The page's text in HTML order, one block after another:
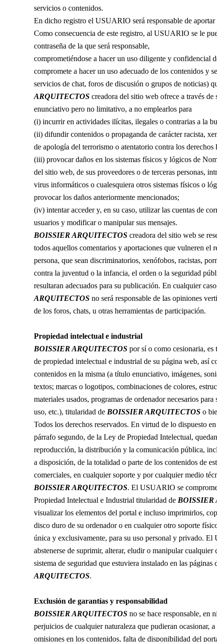
servicios o contenidos.
En dicho registro el USUARIO será responsable de
Como consecuencia de este registro, al USUARIO se le
contraseña de la que será responsable,
comprometiéndose a hacer un uso diligente y confidencial
compromete a hacer un uso adecuado de los contenidos y
servicios de chat, foros de discusión o grupos de noticias)
ARQUITECTOS creadora del sitio web ofrece a través de
enunciativo pero no limitativo, a no emplearlos para
(i) incurrir en actividades ilícitas, ilegales o contrarias a la
(ii) difundir contenidos o propaganda de carácter racista,
de apología del terrorismo o atentatorio contra los derechos
(iii) provocar daños en los sistemas físicos y lógicos de
del sitio web, de sus proveedores o de terceras personas,
virus informáticos o cualesquiera otros sistemas físicos o
provocar los daños anteriormente mencionados;
(iv) intentar acceder y, en su caso, utilizar las cuentas de
usuarios y modificar o manipular sus mensajes.
BOISSIER ARQUITECTOS creadora del sitio web se
todos aquellos comentarios y aportaciones que vulneren el
persona, que sean discriminatorios, xenófobos, racistas,
contra la juventud o la infancia, el orden o la seguridad
resultaran adecuados para su publicación. En cualquier
ARQUITECTOS no será responsable de las opiniones
de los foros, chats, u otras herramientas de participación.
Propiedad intelectual e industrial
BOISSIER ARQUITECTOS por sí o como cesionaria, es
de propiedad intelectual e industrial de su página web, así
contenidos en la misma (a título enunciativo, imágenes,
textos; marcas o logotipos, combinaciones de colores,
materiales usados, programas de ordenador necesarios
uso, etc.), titularidad de BOISSIER ARQUITECTOS o
Todos los derechos reservados. En virtud de lo dispuesto
párrafo segundo, de la Ley de Propiedad Intelectual,
reproducción, la distribución y la comunicación pública,
a disposición, de la totalidad o parte de los contenidos de
comerciales, en cualquier soporte y por cualquier medio
BOISSIER ARQUITECTOS. El USUARIO se
Propiedad Intelectual e Industrial titularidad de BOISSIER
visualizar los elementos del portal e incluso imprimirlos,
disco duro de su ordenador o en cualquier otro soporte
única y exclusivamente, para su uso personal y privado.
abstenerse de suprimir, alterar, eludir o manipular
sistema de seguridad que estuviera instalado en las páginas
ARQUITECTOS.
Exclusión de garantías y responsabilidad
BOISSIER ARQUITECTOS no se hace responsable, en
perjuicios de cualquier naturaleza que pudieran ocasionar,
omisiones en los contenidos, falta de disponibilidad del